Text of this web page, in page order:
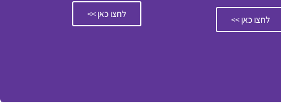
לחצו כאן >>
לחצו כאן >>